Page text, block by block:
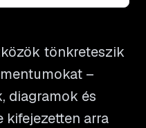
tönkreteszik
–
diagramok és
kifejezetten arra